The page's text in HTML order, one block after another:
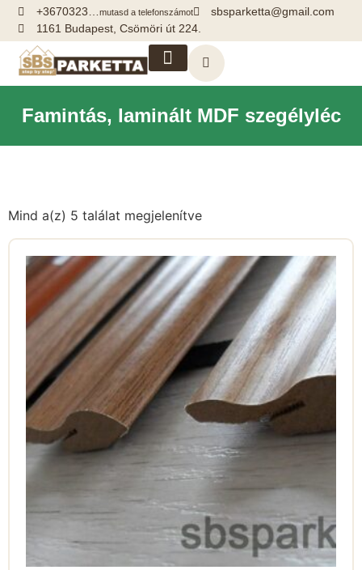
+3670323…mutasd a telefonszámot
sbsparketta@gmail.com
1161 Budapest, Csömöri út 224.
Famintás, laminált MDF szegélyléc
Mind a(z) 5 találat megjelenítve